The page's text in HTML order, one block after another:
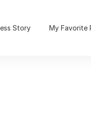
Story My Favorite